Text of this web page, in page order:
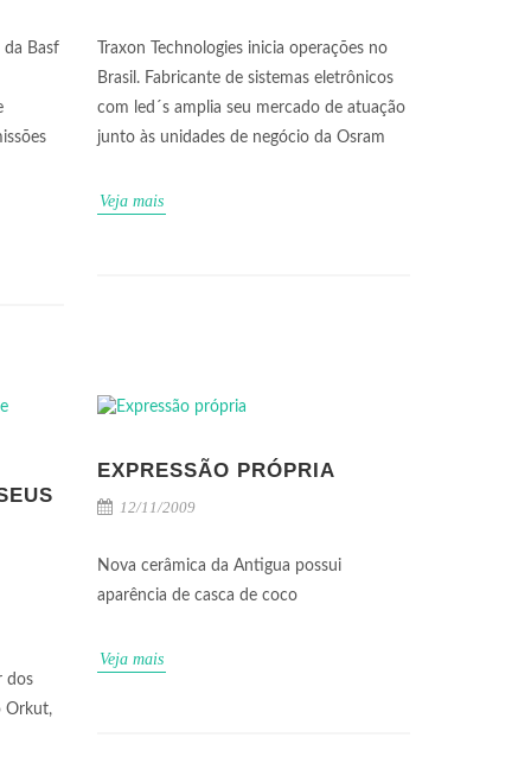
da Basf
Traxon Technologies inicia operações no
Brasil. Fabricante de sistemas eletrônicos
com led´s amplia seu mercado de atuação
junto às unidades de negócio da Osram
Veja mais
dos
Orkut,
EXPRESSÃO PRÓPRIA
12/11/2009
Nova cerâmica da Antigua possui
aparência de casca de coco
Veja mais